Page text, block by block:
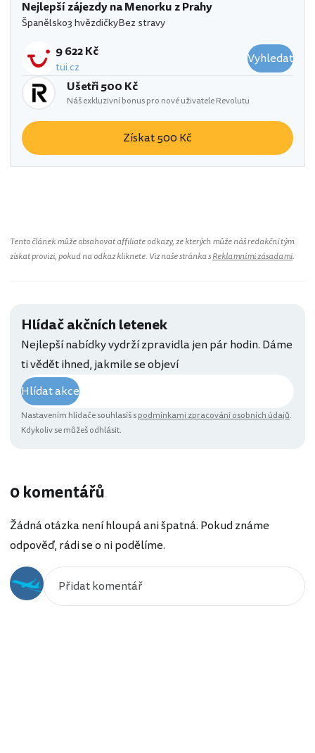
Nejlepší zájezdy na Menorku z Prahy
Španělsko3 hvězdičkyBez stravy
9 622 Kč
tui.cz
Vyhledat
Ušetři 500 Kč
Náš exkluzivní bonus pro nové uživatele Revolutu
Získat 500 Kč
Tento článek může obsahovat affiliate odkazy, ze kterých může náš redakční tým
získat provizi, pokud na odkaz kliknete. Viz naše stránka sReklamními zásadami.
Hlídač akčních letenek
Nejlepší nabídky vydrží zpravidla jen pár hodin. Dáme
ti vědět ihned, jakmile se objeví
Hlídat akce
Nastavením hlídače souhlasíš spodmínkami zpracování osobních údajů.
Kdykoliv se můžeš odhlásit.
0 komentářů
Žádná otázka není hloupá ani špatná. Pokud známe
odpověď, rádi se o ni podělíme.